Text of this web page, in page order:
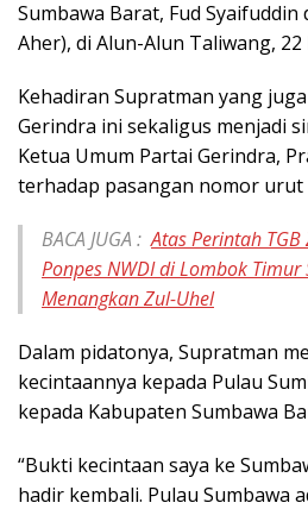
Sumbawa Barat, Fud Syaifuddin
Aher), di Alun-Alun Taliwang,
Kehadiran Supratman yang
Gerindra ini sekaligus menjadi
Ketua Umum Partai Gerindra,
terhadap pasangan nomor urut
BACA JUGA :Atas Perintah
Ponpes NWDI di Lombok
Menangkan Zul-Uhel
Dalam pidatonya, Supratman
kecintaannya kepada Pulau
kepada Kabupaten Sumbawa
“Bukti kecintaan saya ke
hadir kembali. Pulau Sumbawa